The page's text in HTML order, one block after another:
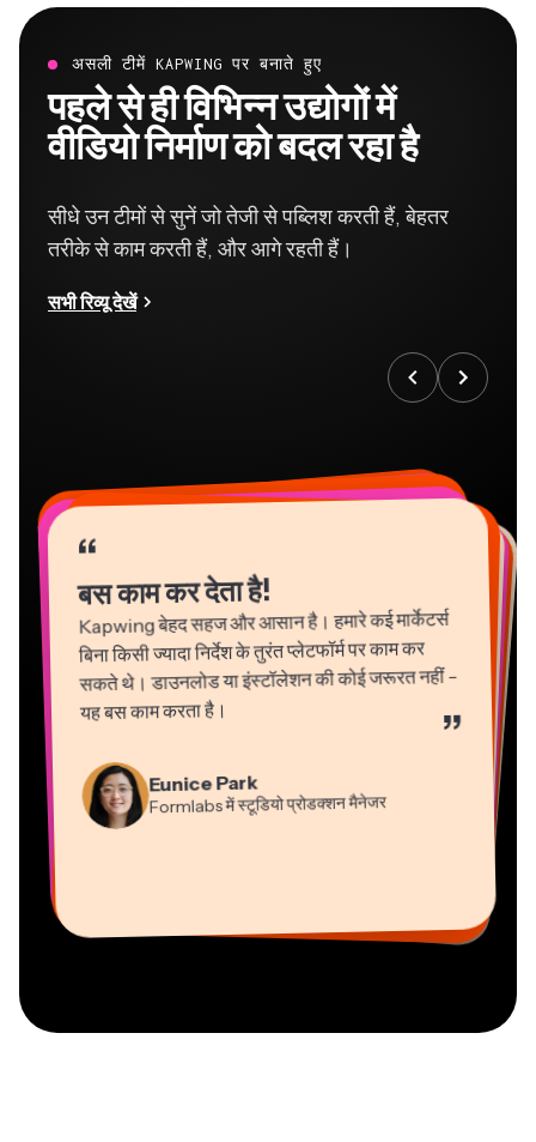
असली टीमें KAPWING पर बनाते हुए
पहले से ही विभिन्न उद्योगों में
वीडियो निर्माण को बदल रहा है
सीधे उन टीमों से सुनें जो तेजी से पब्लिश करती हैं, बेहतर
तरीके से काम करती हैं, और आगे रहती हैं।
सभी रिव्यू देखें
“
बस काम कर देता है!
Kapwing बेहद सहज और आसान है। हमारे कई मार्केटर्स
बिना किसी ज्यादा निर्देश के तुरंत प्लेटफॉर्म पर काम कर
सकते थे। डाउनलोड या इंस्टॉलेशन की कोई जरूरत नहीं -
यह बस काम करता है। ”
Eunice Park
Formlabs में स्टूडियो प्रोडक्शन मैनेजर
“
“
Grant Taleck
Panos Papagapiou
एपाथलॉन में प्रबंध भागीदार
“
Gracie Peng
कंटेंट निदेशक
“
वीडियो एडिटर
“
Natasha Ball
परामर्शदाता
“
Dina Segovia